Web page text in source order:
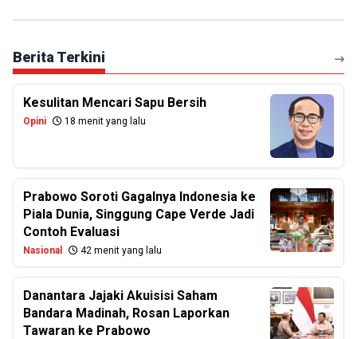
Berita Terkini
Kesulitan Mencari Sapu Bersih
Opini 18 menit yang lalu
Prabowo Soroti Gagalnya Indonesia ke
Piala Dunia, Singgung Cape Verde Jadi
Contoh Evaluasi
Nasional 42 menit yang lalu
Danantara Jajaki Akuisisi Saham
Bandara Madinah, Rosan Laporkan
Tawaran ke Prabowo